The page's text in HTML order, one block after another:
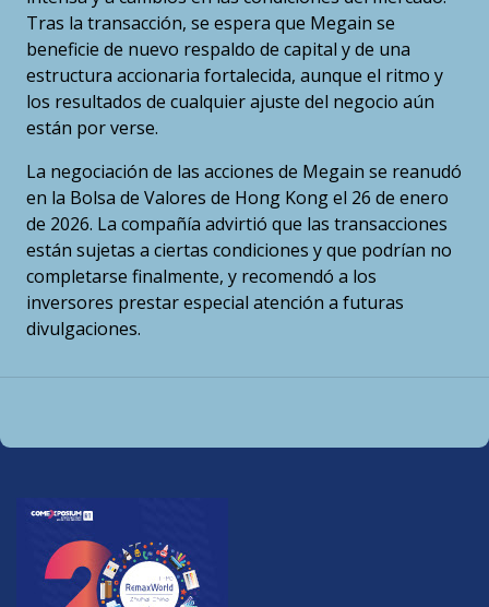
Tras la transacción, se espera que Megain se
beneficie de nuevo respaldo de capital y de una
estructura accionaria fortalecida, aunque el ritmo y
los resultados de cualquier ajuste del negocio aún
están por verse.
La negociación de las acciones de Megain se reanudó
en la Bolsa de Valores de Hong Kong el 26 de enero
de 2026. La compañía advirtió que las transacciones
están sujetas a ciertas condiciones y que podrían no
completarse finalmente, y recomendó a los
inversores prestar especial atención a futuras
divulgaciones.